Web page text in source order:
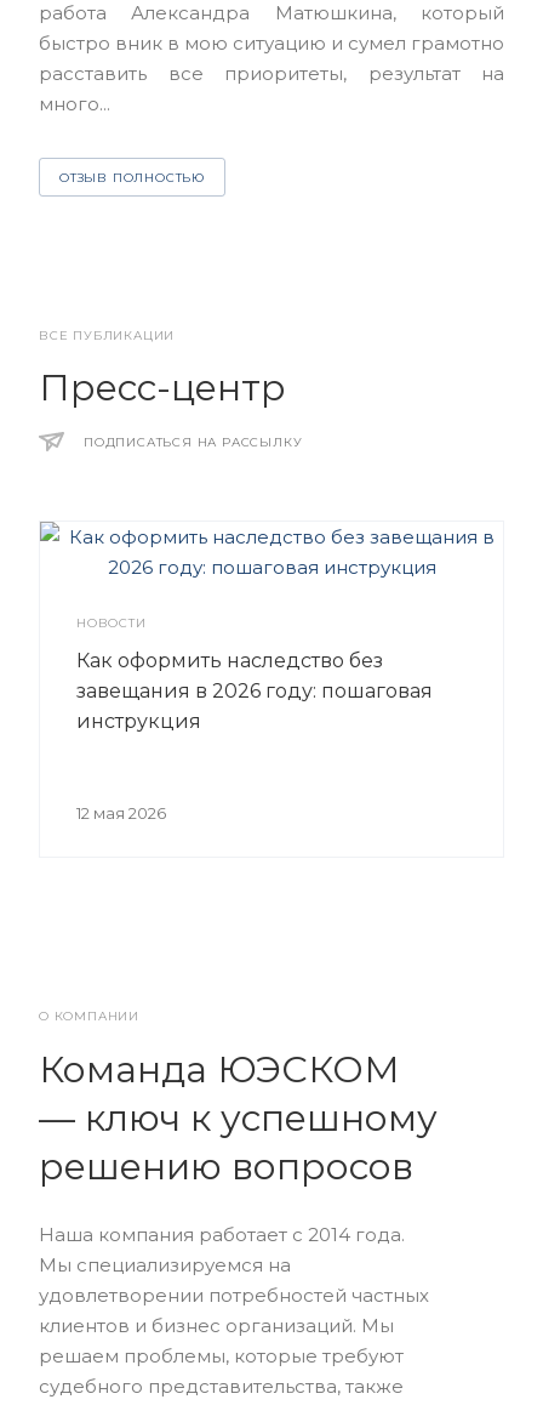
работа Александра Матюшкина, который
быстро вник в мою ситуацию и сумел грамотно
расставить все приоритеты, результат на
много...
ОТЗЫВ ПОЛНОСТЬЮ
ВСЕ ПУБЛИКАЦИИ
Пресс-центр
ПОДПИСАТЬСЯ НА РАССЫЛКУ
НОВОСТИ
Как оформить наследство без
завещания в 2026 году: пошаговая
инструкция
12 мая 2026
О КОМПАНИИ
Команда ЮЭСКОМ
— ключ к успешному
решению вопросов
Наша компания работает с 2014 года.
Мы специализируемся на
удовлетворении потребностей частных
клиентов и бизнес организаций. Мы
решаем проблемы, которые требуют
судебного представительства, также